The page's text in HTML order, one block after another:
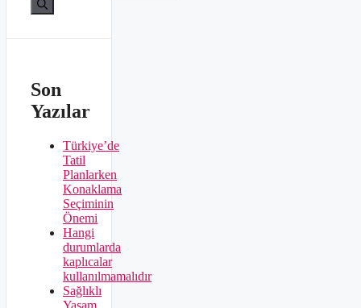
Son
Yazılar
Türkiye’de
Tatil
Planlarken
Konaklama
Seçiminin
Önemi
Hangi
durumlarda
kaplıcalar
kullanılmamalıdır
Sağlıklı
Yaşam